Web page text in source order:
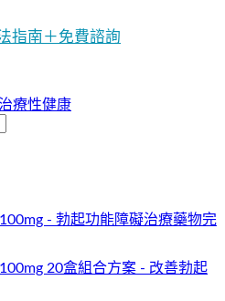
指南＋免費諮詢
療性健康
- 勃起功能障礙治療藥物完
20盒組合方案 - 改善勃起